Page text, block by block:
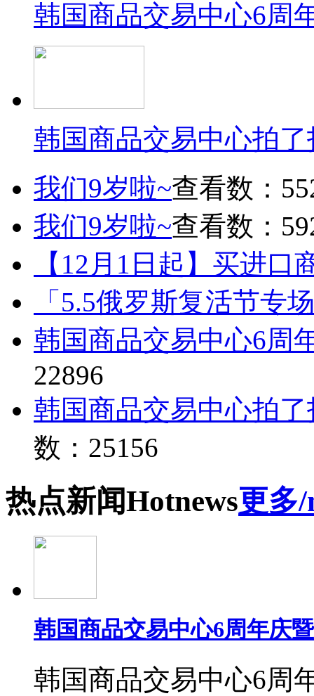
韩国商品交易中心6周
韩国商品交易中心拍
我们9岁啦~查看数：
我们9岁啦~查看数：
【12月1日起】买进口
「5.5俄罗斯复活节专
韩国商品交易中心6周
22896
韩国商品交易中心拍
数：25156
热点新闻Hotnews更多
韩国商品交易中心6周年庆
韩国商品交易中心6周